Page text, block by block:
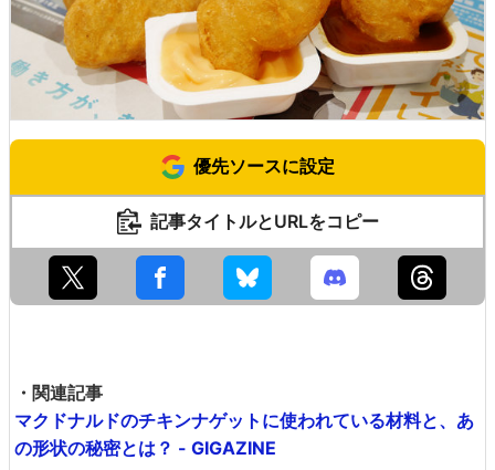
優先ソースに設定
記事タイトルとURLをコピー
・関連記事
マクドナルドのチキンナゲットに使われている材料と、あ
の形状の秘密とは？ - GIGAZINE